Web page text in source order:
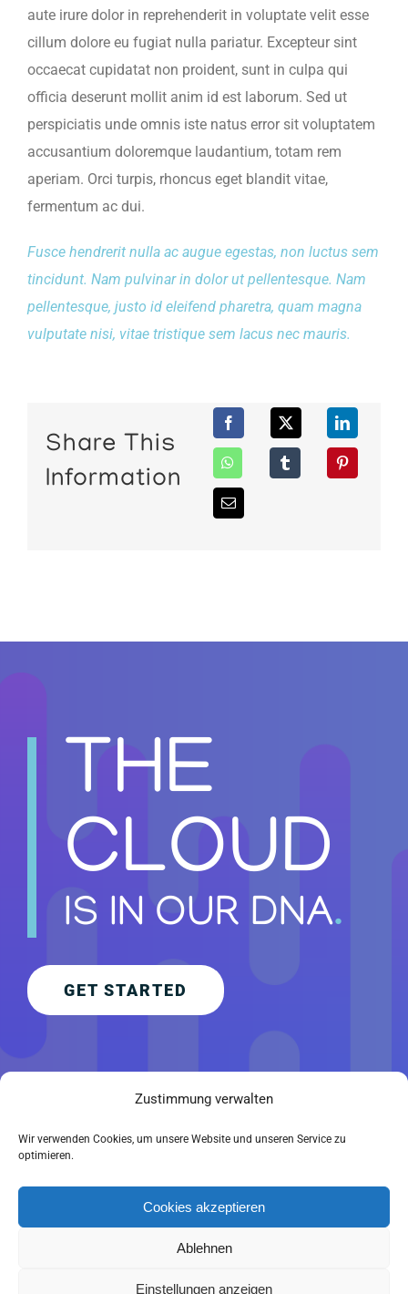
Zustimmung verwalten
Wir verwenden Cookies, um unsere Website und unseren Service zu
optimieren.
Cookies akzeptieren
Ablehnen
Einstellungen anzeigen
aute irure dolor in reprehenderit in voluptate velit esse
cillum dolore eu fugiat nulla pariatur. Excepteur sint
occaecat cupidatat non proident, sunt in culpa qui
officia deserunt mollit anim id est laborum. Sed ut
perspiciatis unde omnis iste natus error sit voluptatem
accusantium doloremque laudantium, totam rem
aperiam. Orci turpis, rhoncus eget blandit vitae,
fermentum ac dui.
Fusce hendrerit nulla ac augue egestas, non luctus sem
tincidunt. Nam pulvinar in dolor ut pellentesque. Nam
pellentesque, justo id eleifend pharetra, quam magna
vulputate nisi, vitae tristique sem lacus nec mauris.
Share This
Information
THE
CLOUD
IS IN OUR DNA.
GET STARTED
vorbehalten |Impressum|Datenschutzerklärung